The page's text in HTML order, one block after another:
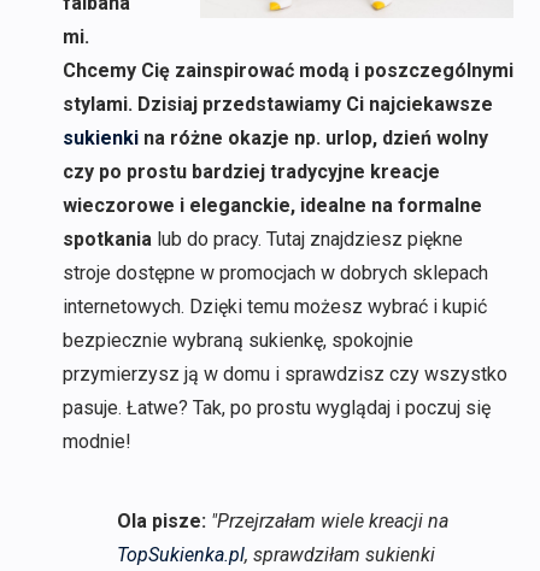
mi.
Chcemy Cię zainspirować modą i poszczególnymi
stylami. Dzisiaj przedstawiamy Ci najciekawsze
sukienkina różne okazje np. urlop, dzień wolny
czy po prostu bardziej tradycyjne kreacje
wieczorowe i eleganckie, idealne na formalne
spotkania lub do pracy. Tutaj znajdziesz piękne
stroje dostępne w promocjach w dobrych sklepach
internetowych. Dzięki temu możesz wybrać i kupić
bezpiecznie wybraną sukienkę, spokojnie
przymierzysz ją w domu i sprawdzisz czy wszystko
pasuje. Łatwe? Tak, po prostu wyglądaj i poczuj się
modnie!
Ola pisze: "Przejrzałam wiele kreacji na
TopSukienka.pl, sprawdziłam sukienki